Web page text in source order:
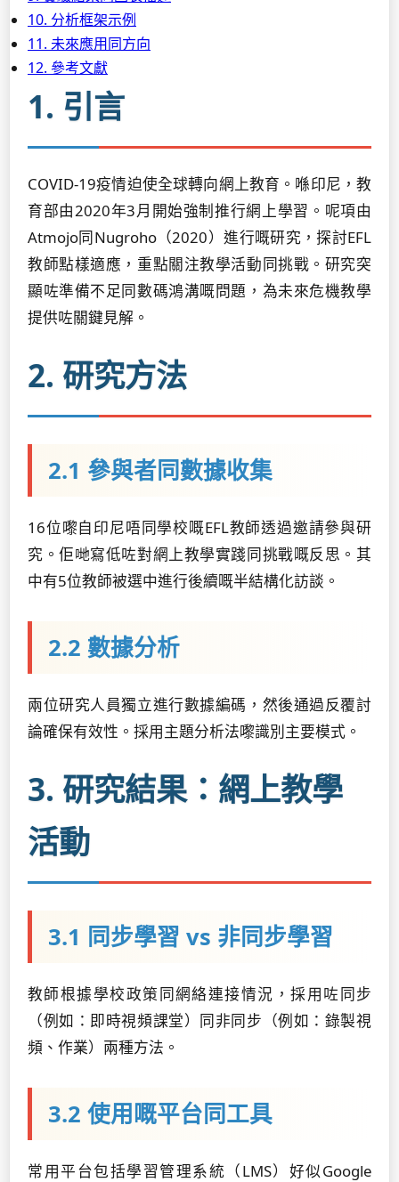
10. 分析框架示例
11. 未來應用同方向
12. 參考文獻
1. 引言
COVID-19疫情迫使全球轉向網上教育。喺印尼，教
育部由2020年3月開始強制推行網上學習。呢項由
Atmojo同Nugroho（2020）進行嘅研究，探討EFL
教師點樣適應，重點關注教學活動同挑戰。研究突
顯咗準備不足同數碼鴻溝嘅問題，為未來危機教學
提供咗關鍵見解。
2. 研究方法
2.1 參與者同數據收集
16位嚟自印尼唔同學校嘅EFL教師透過邀請參與研
究。佢哋寫低咗對網上教學實踐同挑戰嘅反思。其
中有5位教師被選中進行後續嘅半結構化訪談。
2.2 數據分析
兩位研究人員獨立進行數據編碼，然後通過反覆討
論確保有效性。採用主題分析法嚟識別主要模式。
3. 研究結果：網上教學
活動
3.1 同步學習 vs 非同步學習
教師根據學校政策同網絡連接情況，採用咗同步
（例如：即時視頻課堂）同非同步（例如：錄製視
頻、作業）兩種方法。
3.2 使用嘅平台同工具
常用平台包括學習管理系統（LMS）好似Google